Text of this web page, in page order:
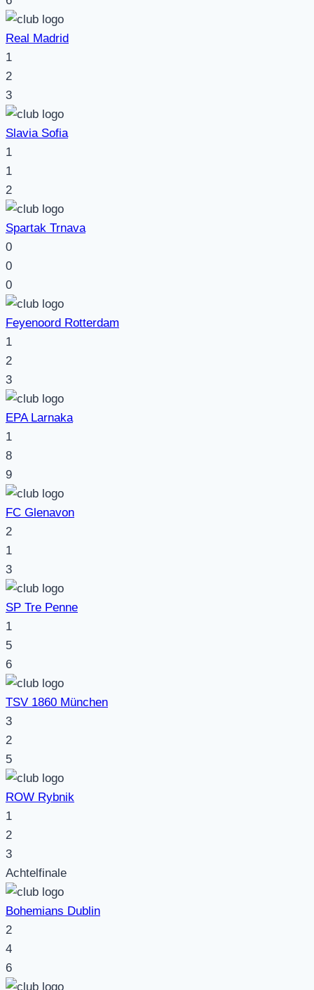
Real Madrid
1
2
3
Slavia Sofia
1
1
2
Spartak Trnava
0
0
0
Feyenoord Rotterdam
1
2
3
EPA Larnaka
1
8
9
FC Glenavon
2
1
3
SP Tre Penne
1
5
6
TSV 1860 München
3
2
5
ROW Rybnik
1
2
3
Achtelfinale
Bohemians Dublin
2
4
6